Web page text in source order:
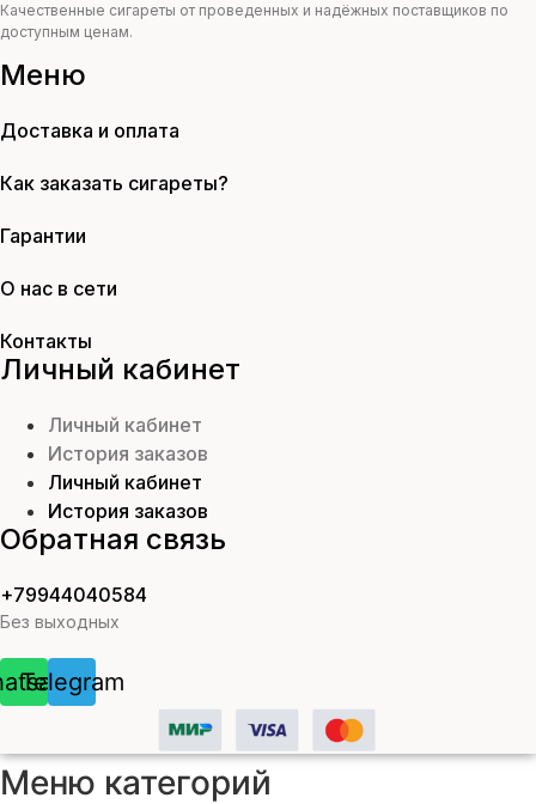
Качественные сигареты от проведенных и надёжных поставщиков по
доступным ценам.
Меню
Доставка и оплата
Как заказать сигареты?
Гарантии
О нас в сети
Контакты
Личный кабинет
Личный кабинет
История заказов
Личный кабинет
История заказов
Обратная связь
+79944040584
Без выходных
Telegram
Меню категорий